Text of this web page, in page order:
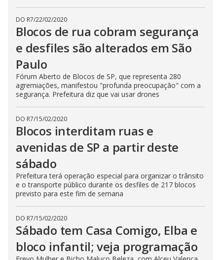
DO R7/22/02/2020
Blocos de rua cobram segurança
e desfiles são alterados em São
Paulo
Fórum Aberto de Blocos de SP, que representa 280
agremiações, manifestou "profunda preocupação" com a
segurança. Prefeitura diz que vai usar drones
DO R7/15/02/2020
Blocos interditam ruas e
avenidas de SP a partir deste
sábado
Prefeitura terá operação especial para organizar o trânsito
e o transporte público durante os desfiles de 217 blocos
previsto para este fim de semana
DO R7/15/02/2020
Sábado tem Casa Comigo, Elba e
bloco infantil; veja programação